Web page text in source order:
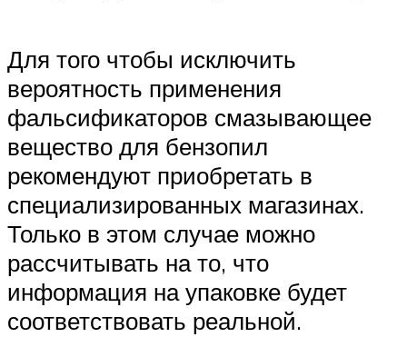
Для того чтобы исключить
вероятность применения
фальсификаторов смазывающее
вещество для бензопил
рекомендуют приобретать в
специализированных магазинах.
Только в этом случае можно
рассчитывать на то, что
информация на упаковке будет
соответствовать реальной.